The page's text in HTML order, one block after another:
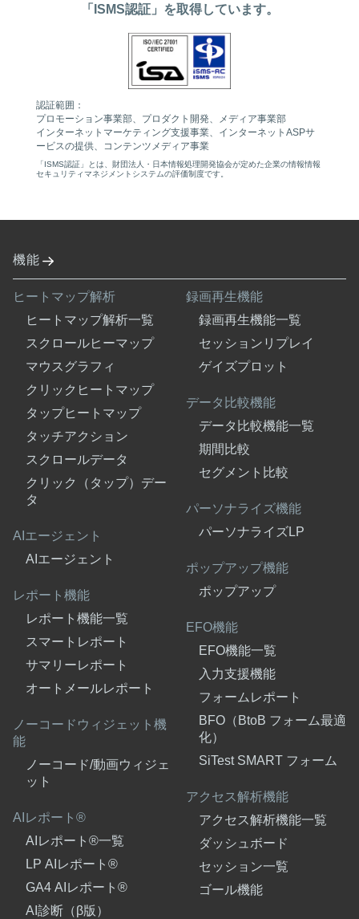
「ISMS認証」を取得しています。
認証範囲：
プロモーション事業部、プロダクト開発、メディア事業部
インターネットマーケティング支援事業、インターネットASPサ
ービスの提供、コンテンツメディア事業
「ISMS認証」とは、財団法人・日本情報処理開発協会が定めた企業の情報情報
セキュリティマネジメントシステムの評価制度です。
機能
ヒートマップ解析
ヒートマップ解析一覧
スクロールヒーマップ
マウスグラフィ
クリックヒートマップ
タップヒートマップ
タッチアクション
スクロールデータ
クリック（タップ）デー
タ
AIエージェント
AIエージェント
レポート機能
レポート機能一覧
スマートレポート
サマリーレポート
オートメールレポート
ノーコードウィジェット機
能
ノーコード/動画ウィジェ
ット
AIレポート®
AIレポート®一覧
LP AIレポート®
GA4 AIレポート®
AI診断（β版）
録画再生機能
録画再生機能一覧
セッションリプレイ
ゲイズプロット
データ比較機能
データ比較機能一覧
期間比較
セグメント比較
パーソナライズ機能
パーソナライズLP
ポップアップ機能
ポップアップ
EFO機能
EFO機能一覧
入力支援機能
フォームレポート
BFO（BtoB フォーム最適
化）
SiTest SMART フォーム
アクセス解析機能
アクセス解析機能一覧
ダッシュボード
セッション一覧
ゴール機能